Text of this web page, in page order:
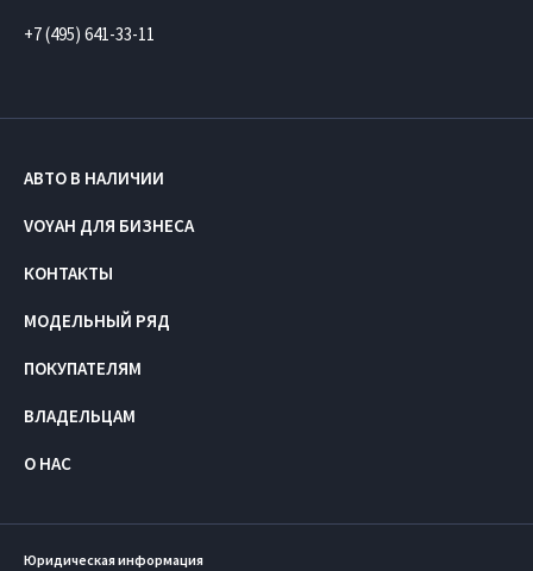
+7 (495) 641-33-11
АВТО В НАЛИЧИИ
VOYAH ДЛЯ БИЗНЕСА
КОНТАКТЫ
МОДЕЛЬНЫЙ РЯД
ПОКУПАТЕЛЯМ
ВЛАДЕЛЬЦАМ
О НАС
Юридическая информация